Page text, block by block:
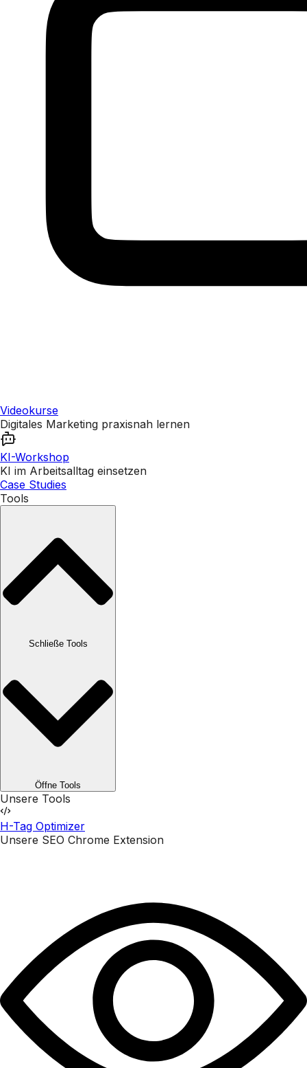
Videokurse
Digitales Marketing praxisnah lernen
KI-Workshop
KI im Arbeitsalltag einsetzen
Case Studies
Tools
Schließe Tools
Öffne Tools
Unsere Tools
H-Tag Optimizer
Unsere SEO Chrome Extension